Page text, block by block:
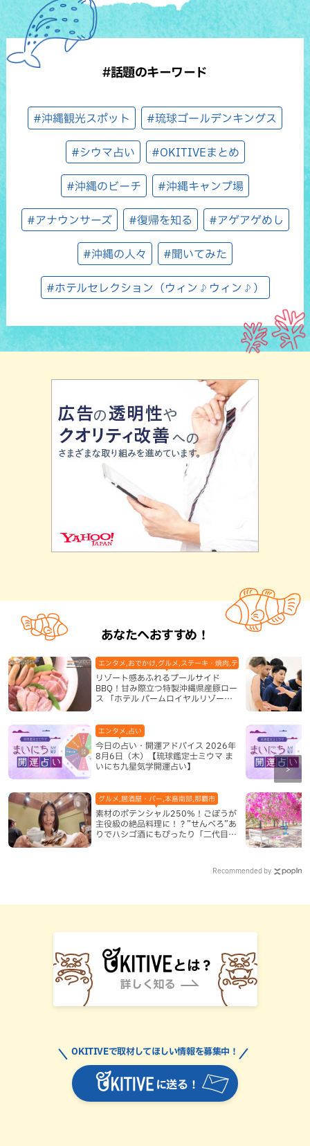
#話題のキーワード
#沖縄観光スポット #琉球ゴールデンキングス
#シウマ占い #OKITIVEまとめ
#沖縄のビーチ #沖縄キャンプ場
#アナウンサーズ #復帰を知る #アゲアゲめし
#沖縄の人々 #聞いてみた
#ホテルセレクション（ウィン♪ウィン♪）
あなたへおすすめ！
リゾート感あふれるプールサイド
BBQ！甘み際立つ特製沖縄県産豚ロー
ス 「ホテル パームロイヤルリゾート
エンタメ,おでかけ,グルメ,ステーキ・焼肉,テレビ,ホテル,地域,本島
今日の占い・開運アドバイス 2026年
8月6日（木）【琉球鑑定士ミウマ ま
いにち九星気学開運占い】
エンタメ,占い
素材のポテンシャル250％！ごぼうが
主役級の絶品料理に！？”せんべろ”あ
りでハシゴ酒にもぴったり「二代目ふ
グルメ,居酒屋・バー,本島南部,那覇市
Recommended by
に送る！
OKITIVEで取材してほしい情報を募集中！